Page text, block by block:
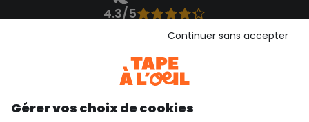
4.3/5
Voir l’attestation de confiance
Téléchargez notre application
Découvrir notre application
Gérer vos choix de cookies
Continuer sans accepter